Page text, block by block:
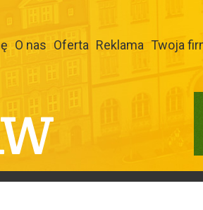
O nas Oferta Reklama Twoja